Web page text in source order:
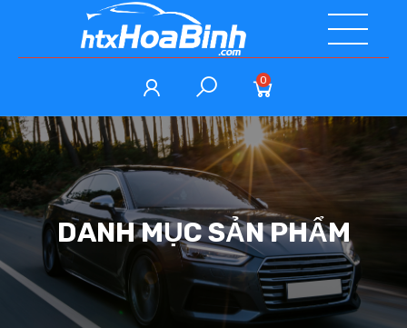
0
DANH MỤC SẢN PHẨM